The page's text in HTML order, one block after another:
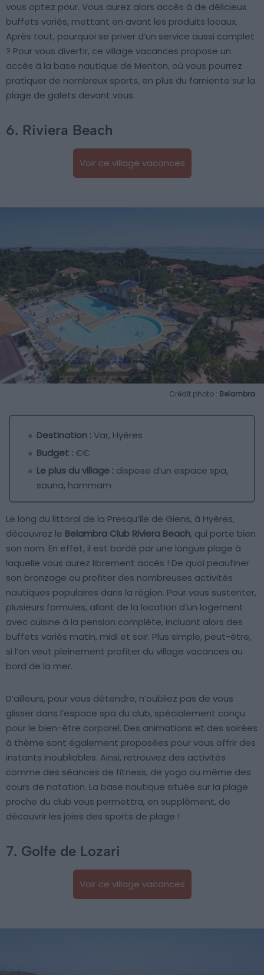
vous optez pour. Vous aurez alors accès à de délicieux
buffets variés, mettant en avant les produits locaux.
Après tout, pourquoi se priver d’un service aussi complet
? Pour vous divertir, ce village vacances propose un
accès à la base nautique de Menton, où vous pourrez
pratiquer de nombreux sports, en plus du farniente sur la
plage de galets devant vous.
6. Riviera Beach
Voir ce village vacances
Crédit photo : Belambra
Destination :Var, Hyères
Budget :€€
Le plus du village : dispose d’un espace spa,
sauna, hammam
Le long du littoral de la Presqu’île de Giens, à Hyères,
découvrez le Belambra Club Riviera Beach, qui porte bien
son nom. En effet, il est bordé par une longue plage à
laquelle vous aurez librement accès ! De quoi peaufiner
son bronzage ou profiter des nombreuses activités
nautiques populaires dans la région. Pour vous sustenter,
plusieurs formules, allant de la location d’un logement
avec cuisine à la pension complète, incluant alors des
buffets variés matin, midi et soir. Plus simple, peut-être,
si l’on veut pleinement profiter du village vacances au
bord de la mer.
D’ailleurs, pour vous détendre, n’oubliez pas de vous
glisser dans l’espace spa du club, spécialement conçu
pour le bien-être corporel. Des animations et des soirées
à thème sont également proposées pour vous offrir des
instants inoubliables. Ainsi, retrouvez des activités
comme des séances de fitness, de yoga ou même des
cours de natation. La base nautique située sur la plage
proche du club vous permettra, en supplément, de
découvrir les joies des sports de plage !
7. Golfe de Lozari
Voir ce village vacances